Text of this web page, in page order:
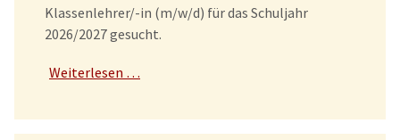
Klassenlehrer/-in (m/w/d) für das Schuljahr
2026/2027 gesucht.
Weiterlesen …